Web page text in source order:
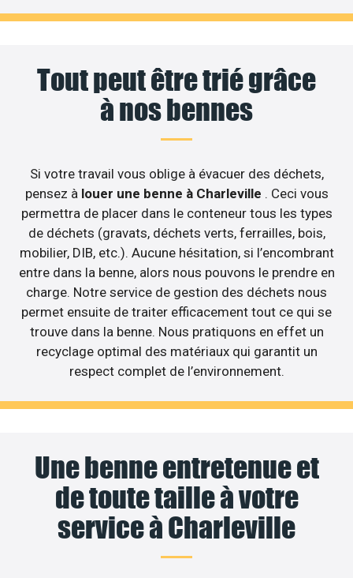
Tout peut être trié grâce
à nos bennes
Si votre travail vous oblige à évacuer des déchets,
pensez à louer une benne à Charleville . Ceci vous
permettra de placer dans le conteneur tous les types
de déchets (gravats, déchets verts, ferrailles, bois,
mobilier, DIB, etc.). Aucune hésitation, si l’encombrant
entre dans la benne, alors nous pouvons le prendre en
charge. Notre service de gestion des déchets nous
permet ensuite de traiter efficacement tout ce qui se
trouve dans la benne. Nous pratiquons en effet un
recyclage optimal des matériaux qui garantit un
respect complet de l’environnement.
Une benne entretenue et
de toute taille à votre
service à Charleville